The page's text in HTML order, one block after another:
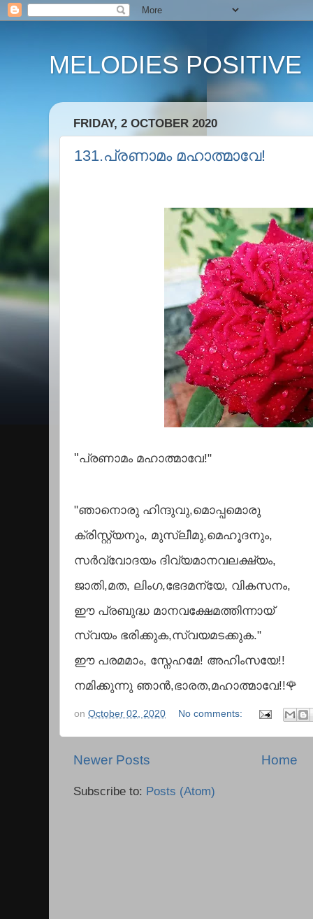
MELODIES POSITIVE
FRIDAY, 2 OCTOBER 2020
131.പ്രണാമം മഹാത്മാവേ!
"പ്രണാമം മഹാത്മാവേ!"
"ഞാനൊരു ഹിന്ദുവു,മൊപ്പമൊരു
ക്രിസ്റ്റ്യനും, മുസ്ലീമു,മെഹൂദനും,
സർവ്വോദയം ദിവ്യമാനവലക്ഷ്യം,
ജാതി,മത, ലിംഗ,ഭേദമന്യേ, വികസനം,
ഈ പ്രബുദ്ധ മാനവക്ഷേമത്തിന്നായ്
സ്വയം ഭരിക്കുക,സ്വയമടക്കുക."
ഈ പരമമാം, സ്നേഹമേ! അഹിംസയേ!!
നമിക്കുന്നു ഞാൻ,ഭാരത,മഹാത്മാവേ!!🌹
on October 02, 2020 No comments:
Newer Posts Home
Subscribe to: Posts (Atom)